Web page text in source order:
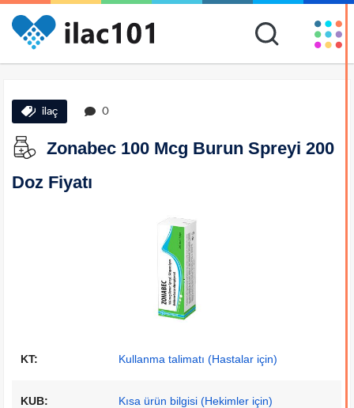
ilaç 0
Zonabec 100 Mcg Burun Spreyi 200
Doz Fiyatı
KT: Kullanma talimatı (Hastalar için)
KUB: Kısa ürün bilgisi (Hekimler için)